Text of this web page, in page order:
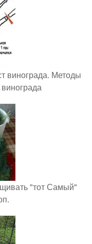
винограда. Методы
"тот Самый"